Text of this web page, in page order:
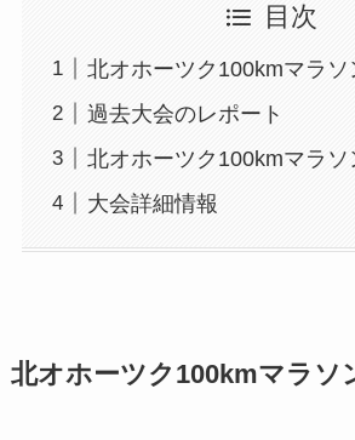
目次
北オホーツク100kmマラソ
過去大会のレポート
北オホーツク100kmマラ
大会詳細情報
北オホーツク100kmマラソ